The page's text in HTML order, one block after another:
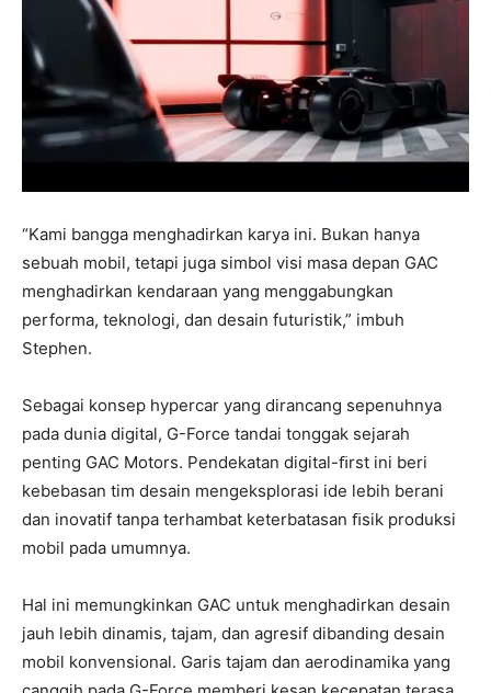
“Kami bangga menghadirkan karya ini. Bukan hanya
sebuah mobil, tetapi juga simbol visi masa depan GAC
menghadirkan kendaraan yang menggabungkan
performa, teknologi, dan desain futuristik,” imbuh
Stephen.
Sebagai konsep hypercar yang dirancang sepenuhnya
pada dunia digital, G-Force tandai tonggak sejarah
penting GAC Motors. Pendekatan digital-ﬁrst ini beri
kebebasan tim desain mengeksplorasi ide lebih berani
dan inovatif tanpa terhambat keterbatasan ﬁsik produksi
mobil pada umumnya.
Hal ini memungkinkan GAC untuk menghadirkan desain
jauh lebih dinamis, tajam, dan agresif dibanding desain
mobil konvensional. Garis tajam dan aerodinamika yang